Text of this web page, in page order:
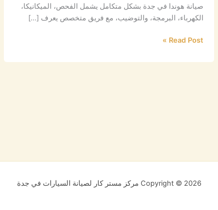
صيانة هوندا في جدة بشكل متكامل يشمل الفحص، الميكانيكا،
الكهرباء، البرمجة، والتوضيب، مع فريق متخصص يعرف […]
Read Post »
Copyright © 2026 مركز مستر كار لصيانة السيارات في جدة